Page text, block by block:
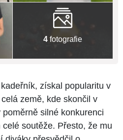
4 fotografie
získal popularitu v
země, kde skončil v
silné konkurenci
soutěže. Přesto, že mu